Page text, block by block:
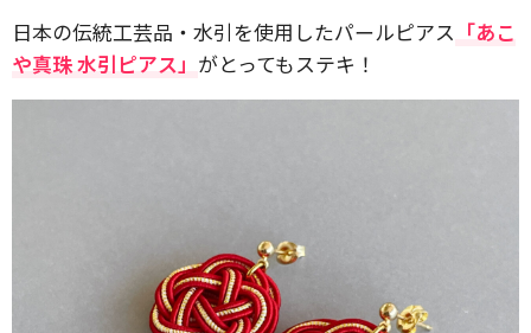
日本の伝統工芸品・水引を使用したパールピアス 「あこ
や真珠 水引ピアス」 がとってもステキ！